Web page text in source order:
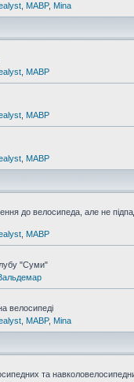
MABP, Mina
MABP
MABP
MABP
до велосипеда, але не
MABP
"Суми"
велосипеді
MABP, Mina
та